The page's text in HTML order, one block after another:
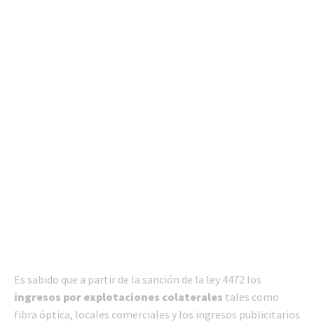
Es sabido que a partir de la sanción de la ley 4472 los
ingresos por explotaciones colaterales tales como
fibra óptica, locales comerciales y los ingresos publicitarios